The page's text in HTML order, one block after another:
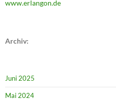
www.erlangon.de
Archiv:
Juni 2025
Mai 2024